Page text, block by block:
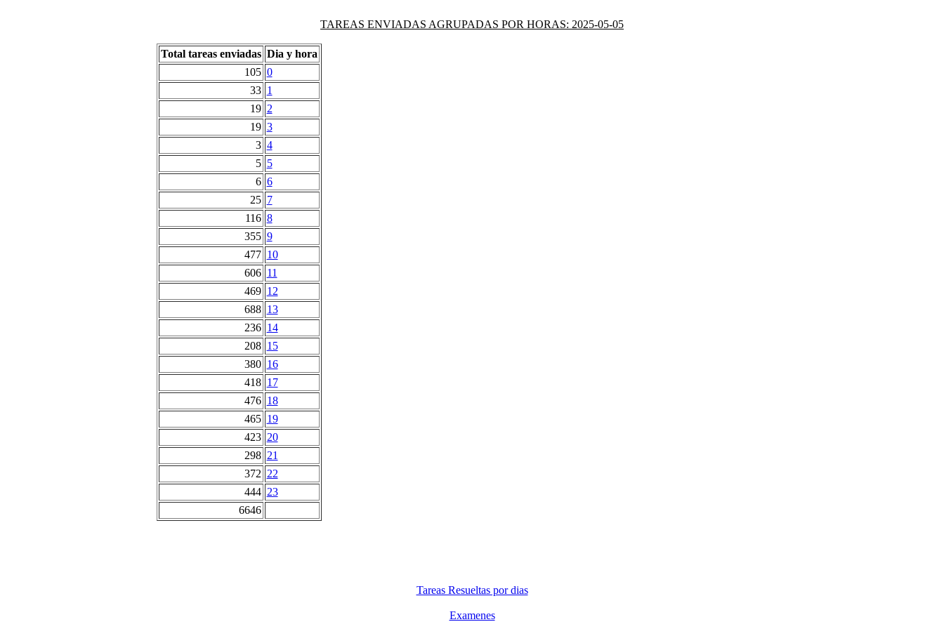
TAREAS ENVIADAS AGRUPADAS POR HORAS: 2025-05-05
Total tareas enviadas Dia y hora
105 0
33 1
19 2
19 3
3 4
5 5
6 6
25 7
116 8
355 9
477 10
606 11
469 12
688 13
236 14
208 15
380 16
418 17
476 18
465 19
423 20
298 21
372 22
444 23
6646
Tareas Resueltas por dias
Examenes